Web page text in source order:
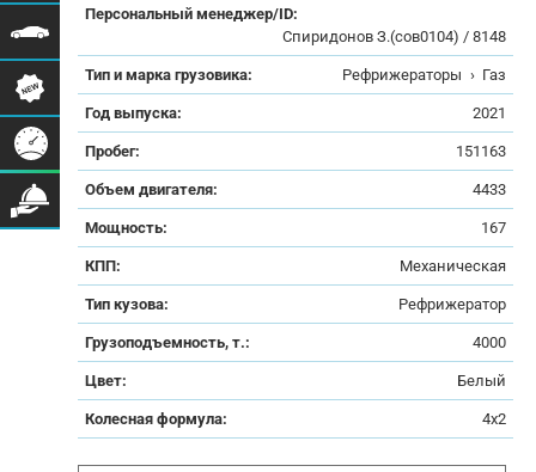
Персональный менеджер/ID:
Спиридонов З.(сов0104) / 8148
Тип и марка грузовика: Рефрижераторы › Газ
Год выпуска: 2021
Пробег: 151163
Объем двигателя: 4433
Мощность: 167
КПП: Механическая
Тип кузова: Рефрижератор
Грузоподъемность, т.: 4000
Цвет: Белый
Колесная формула: 4x2